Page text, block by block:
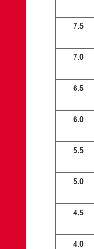
7.5
7.0
6.5
6.0
5.5
5.0
4.5
4.0